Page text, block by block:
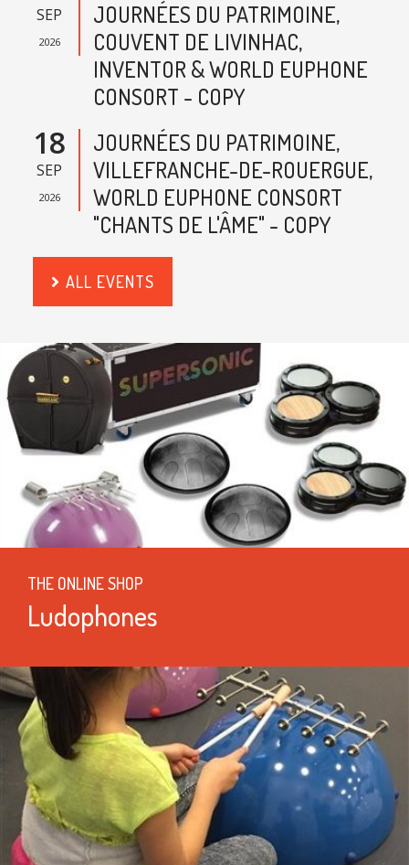
SEP
2026
JOURNÉES DU PATRIMOINE,
COUVENT DE LIVINHAC,
INVENTOR & WORLD EUPHONE
CONSORT - COPY
18
SEP
2026
JOURNÉES DU PATRIMOINE,
VILLEFRANCHE-DE-ROUERGUE,
WORLD EUPHONE CONSORT
"CHANTS DE L'ÂME" - COPY
ALL EVENTS
THE ONLINE SHOP
Ludophones